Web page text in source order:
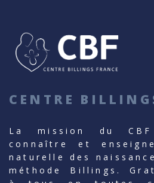
CENTRE
La mission du
connaître et
naturelle des
méthode Billings.